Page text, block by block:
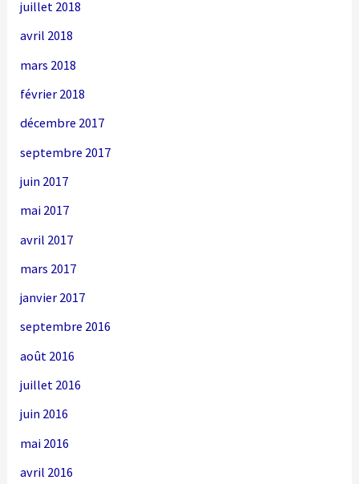
juillet 2018
avril 2018
mars 2018
février 2018
décembre 2017
septembre 2017
juin 2017
mai 2017
avril 2017
mars 2017
janvier 2017
septembre 2016
août 2016
juillet 2016
juin 2016
mai 2016
avril 2016